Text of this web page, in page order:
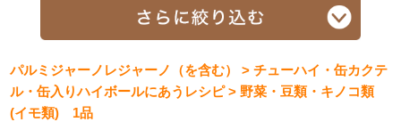
パルミジャーノレジャーノ（を含む） > チューハイ・缶カクテ
ル・缶入りハイボールにあうレシピ > 野菜・豆類・キノコ類
(イモ類) 1品